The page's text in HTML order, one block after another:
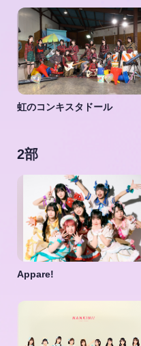
虹のコンキスタドール
2部
Appare!